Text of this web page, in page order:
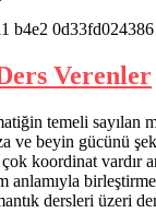
Verenler
temeli sayılan
ve beyin gücünü
koordinat vardır
anlamıyla
dersleri üzeri